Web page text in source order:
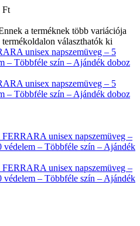
Ft
a terméknek több variációja
választhatók ki